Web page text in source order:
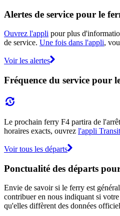
Alertes de service pour le
Ouvrez l'appli pour plus
de service. Une fois dans l'appli,
Voir les alertes
Fréquence du service pour
Le prochain ferry F4 partira de
horaires exacts, ouvrez l'appli Transit
Voir tous les départs
Ponctualité des départs
Envie de savoir si le ferry est
contribuer en nous indiquant si votre
qu'elles diffèrent des données